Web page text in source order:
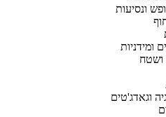
ונסיעות
ומידניות
ושטח
וגאדג'טים